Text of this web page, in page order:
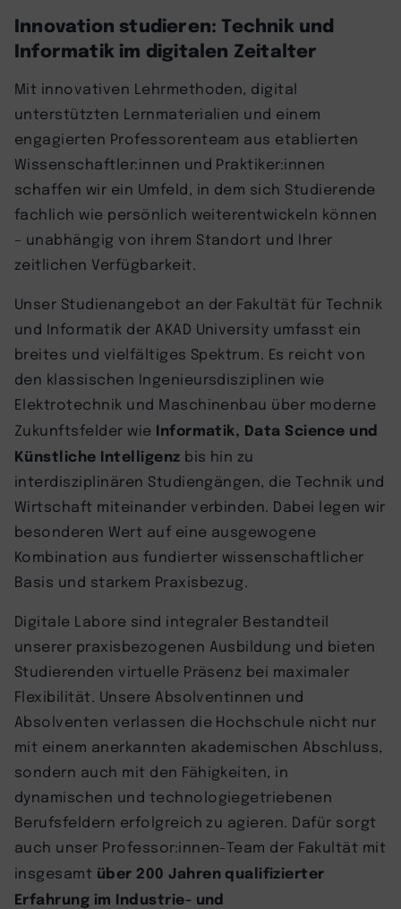
Innovation studieren: Technik und
Informatik im digitalen Zeitalter
Mit innovativen Lehrmethoden, digital
unterstützten Lernmaterialien und einem
engagierten Professorenteam aus etablierten
Wissenschaftler:innen und Praktiker:innen
schaffen wir ein Umfeld, in dem sich Studierende
fachlich wie persönlich weiterentwickeln können
– unabhängig von ihrem Standort und Ihrer
zeitlichen Verfügbarkeit.
Unser Studienangebot an der Fakultät für Technik
und Informatik der AKAD University umfasst ein
breites und vielfältiges Spektrum. Es reicht von
den klassischen Ingenieursdisziplinen wie
Elektrotechnik und Maschinenbau über moderne
Zukunftsfelder wie Informatik, Data Science und
Künstliche Intelligenz bis hin zu
interdisziplinären Studiengängen, die Technik und
Wirtschaft miteinander verbinden. Dabei legen wir
besonderen Wert auf eine ausgewogene
Kombination aus fundierter wissenschaftlicher
Basis und starkem Praxisbezug.
Digitale Labore sind integraler Bestandteil
unserer praxisbezogenen Ausbildung und bieten
Studierenden virtuelle Präsenz bei maximaler
Flexibilität. Unsere Absolventinnen und
Absolventen verlassen die Hochschule nicht nur
mit einem anerkannten akademischen Abschluss,
sondern auch mit den Fähigkeiten, in
dynamischen und technologiegetriebenen
Berufsfeldern erfolgreich zu agieren. Dafür sorgt
auch unser Professor:innen-Team der Fakultät mit
insgesamt über 200 Jahren qualifizierter
Erfahrung im Industrie- und